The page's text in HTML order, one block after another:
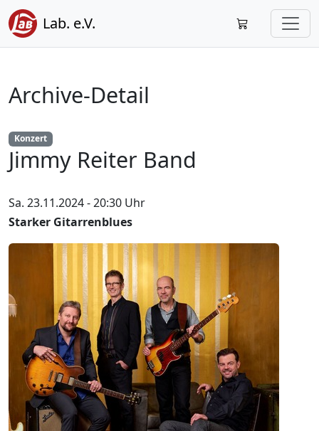
Lab. e.V.
Archive-Detail
Konzert
Jimmy Reiter Band
Sa. 23.11.2024 - 20:30 Uhr
Starker Gitarrenblues